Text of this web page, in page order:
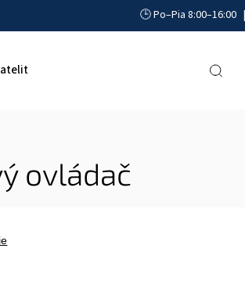
🕒 Po–Pia
Akumulátory, UPS a zdroje
ovládač